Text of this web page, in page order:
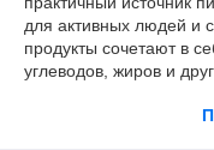
для активных людей и
продукты сочетают в
углеводов, жиров и
мышц и достижения